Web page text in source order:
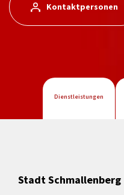
Kontaktpersonen
Dienstleistungen
Stadt Schmallenberg